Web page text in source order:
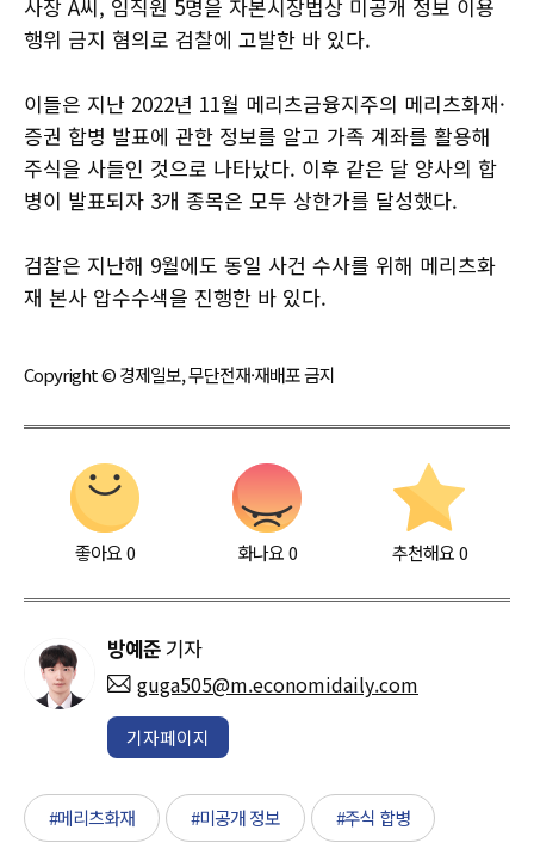
사장 A씨, 임직원 5명을 자본시장법상 미공개 정보 이용
행위 금지 혐의로 검찰에 고발한 바 있다.
이들은 지난 2022년 11월 메리츠금융지주의 메리츠화재·
증권 합병 발표에 관한 정보를 알고 가족 계좌를 활용해
주식을 사들인 것으로 나타났다. 이후 같은 달 양사의 합
병이 발표되자 3개 종목은 모두 상한가를 달성했다.
검찰은 지난해 9월에도 동일 사건 수사를 위해 메리츠화
재 본사 압수수색을 진행한 바 있다.
Copyright © 경제일보, 무단전재·재배포 금지
좋아요0 화나요0 추천해요 0
방예준 기자
guga505@m.economidaily.com
기자페이지
#메리츠화재 #미공개 정보 #주식 합병